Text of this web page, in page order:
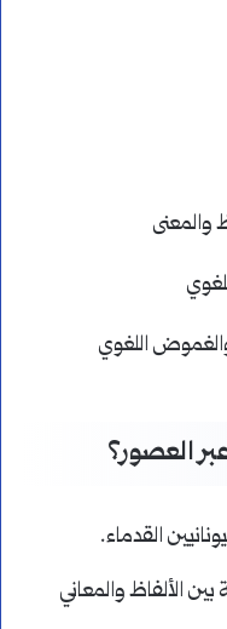
والمعنى
اللغوي
العصور؟
القدماء.
بين الألفاظ والمعاني